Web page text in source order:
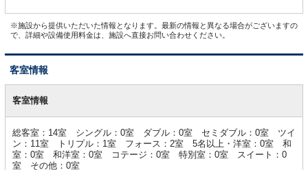
※施設から提供いただいた情報となります。最新の情報と異なる場合がございますの
で、詳細や設備使用料金は、施設へ直接お問い合わせください。
客室情報
室客室情報
総客室：14室 シングル：0室 ダブル：0室 セミダブル：0室 ツイ
ン：11室 トリプル：1室 フォース：2室 5名以上・洋室：0室 和
室：0室 和洋室：0室 コテージ：0室 特別室：0室 スイート：0
室 その他：0室